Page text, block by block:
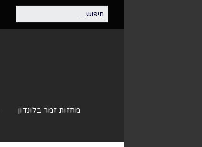
מחזות זמר בלונדון